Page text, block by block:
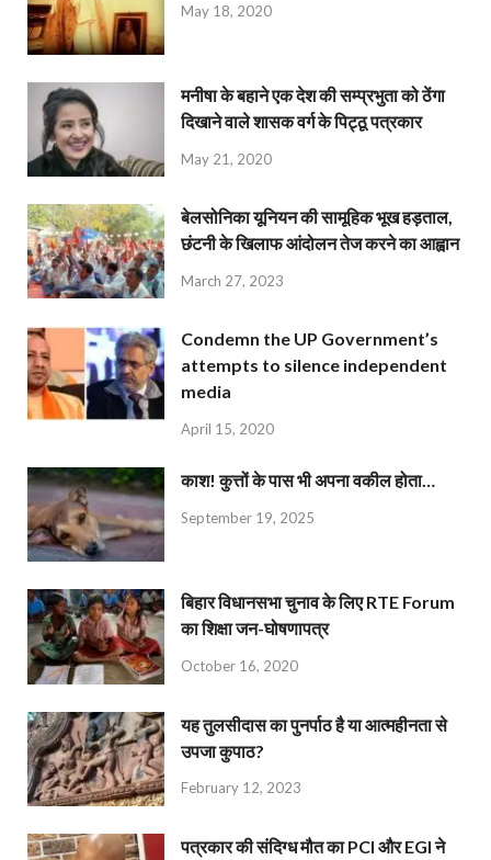
May 18, 2020
मनीषा के बहाने एक देश की सम्प्रभुता को ठेंगा
दिखाने वाले शासक वर्ग के पिट्ठू पत्रकार
May 21, 2020
बेलसोनिका यूनियन की सामूहिक भूख हड़ताल,
छंटनी के खिलाफ आंदोलन तेज करने का आह्वान
March 27, 2023
Condemn the UP Government’s
attempts to silence independent
media
April 15, 2020
काश! कुत्तों के पास भी अपना वकील होता…
September 19, 2025
बिहार विधानसभा चुनाव के लिए RTE Forum
का शिक्षा जन-घोषणापत्र
October 16, 2020
यह तुलसीदास का पुनर्पाठ है या आत्महीनता से
उपजा कुपाठ?
February 12, 2023
पत्रकार की संदिग्ध मौत का PCI और EGI ने